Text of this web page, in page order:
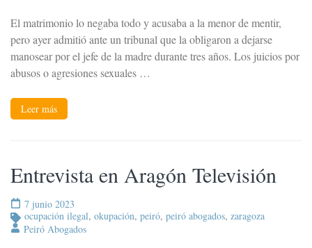
El matrimonio lo negaba todo y acusaba a la menor de mentir,
pero ayer admitió ante un tribunal que la obligaron a dejarse
manosear por el jefe de la madre durante tres años. Los juicios por
abusos o agresiones sexuales …
Leer más
Entrevista en Aragón Televisión
7 junio 2023
ocupación ilegal, okupación, peiró, peiró abogados, zaragoza
Peiró Abogados